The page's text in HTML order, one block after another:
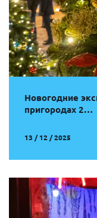
Новогодние
пригородах 2…
13 / 12 / 2025